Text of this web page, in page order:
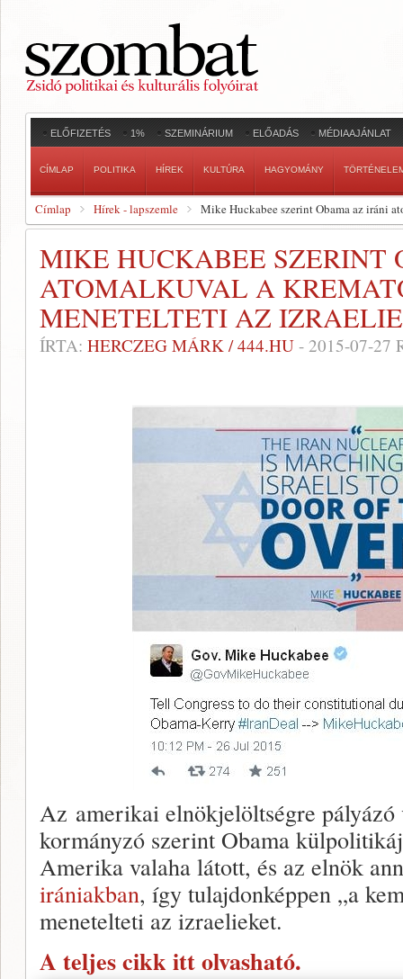
ELŐFIZETÉS 1% SZEMINÁRIUM ELŐADÁS MÉDIAAJÁNLAT
CÍMLAP POLITIKA HÍREK KULTÚRA HAGYOMÁNY
Címlap Hírek - lapszemle Mike Huckabee szerint Obama az iráni
MIKE HUCKABEE SZERINT
ATOMALKUVAL A
MENETELTETI AZ
ÍRTA: HERCZEG MÁRK / 444.HU - 2015-07-27
Az amerikai elnökjelöltségre pályázó
kormányzó szerint Obama
Amerika valaha látott, és az elnök
irániakban, így tulajdonképpen „a
menetelteti az izraelieket.
A teljes cikk itt olvasható.